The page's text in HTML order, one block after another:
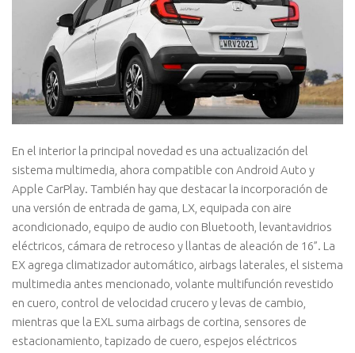
En el interior la principal novedad es una actualización del
sistema multimedia, ahora compatible con Android Auto y
Apple CarPlay. También hay que destacar la incorporación de
una versión de entrada de gama, LX, equipada con aire
acondicionado, equipo de audio con Bluetooth, levantavidrios
eléctricos, cámara de retroceso y llantas de aleación de 16”. La
EX agrega climatizador automático, airbags laterales, el sistema
multimedia antes mencionado, volante multifunción revestido
en cuero, control de velocidad crucero y levas de cambio,
mientras que la EXL suma airbags de cortina, sensores de
estacionamiento, tapizado de cuero, espejos eléctricos